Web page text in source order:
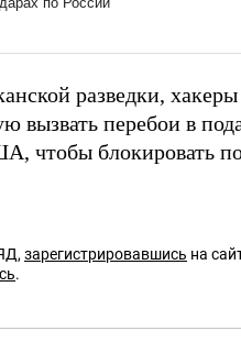
разведки,
вызвать перебои в
чтобы блокировать
зарегистрировавшись на
.